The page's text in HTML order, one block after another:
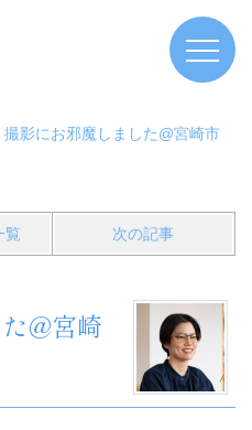
撮影にお邪魔しました@宮崎市
覧 次の記事
@宮崎